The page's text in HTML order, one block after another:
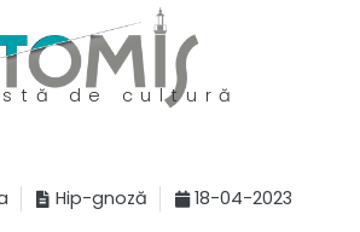
de cultură
Hip-gnoză 18-04-2023